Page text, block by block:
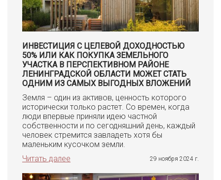
ИНВЕСТИЦИЯ С ЦЕЛЕВОЙ ДОХОДНОСТЬЮ
50% ИЛИ КАК ПОКУПКА ЗЕМЕЛЬНОГО
УЧАСТКА В ПЕРСПЕКТИВНОМ РАЙОНЕ
ЛЕНИНГРАДСКОЙ ОБЛАСТИ МОЖЕТ СТАТЬ
ОДНИМ ИЗ САМЫХ ВЫГОДНЫХ ВЛОЖЕНИЙ
Земля – один из активов, ценность которого
исторически только растет. Со времен, когда
люди впервые приняли идею частной
собственности и по сегодняшний день, каждый
человек стремится завладеть хотя бы
маленьким кусочком земли.
Читать далее
29 ноября 2024 г.